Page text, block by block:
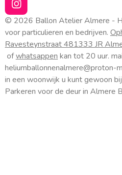
I
n
s
t
a
g
r
a
m
© 2026 Ballon Atelier Almere -
voor particulieren en bedrijven.
Ravesteynstraat 481333 JR
ofwhatsappen kan tot 20 uur.
heliumballonnenalmere@proton-
in een woonwijk u kunt gewoon
Parkeren voor de deur in Almere